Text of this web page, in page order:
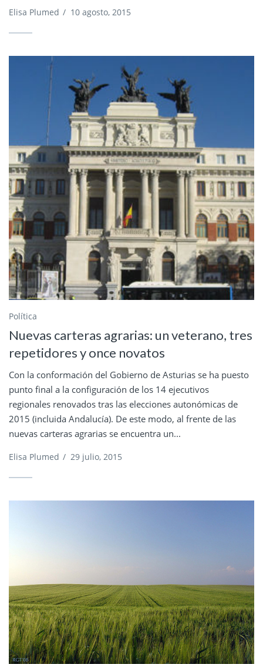
Elisa Plumed / 10 agosto, 2015
Política
Nuevas carteras agrarias: un veterano, tres
repetidores y once novatos
Con la conformación del Gobierno de Asturias se ha puesto
punto final a la configuración de los 14 ejecutivos
regionales renovados tras las elecciones autonómicas de
2015 (incluida Andalucía). De este modo, al frente de las
nuevas carteras agrarias se encuentra un...
Elisa Plumed / 29 julio, 2015